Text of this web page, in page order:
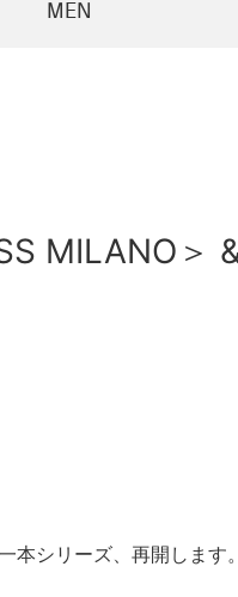
MEN
MILANO＞
本シリーズ、再開します。